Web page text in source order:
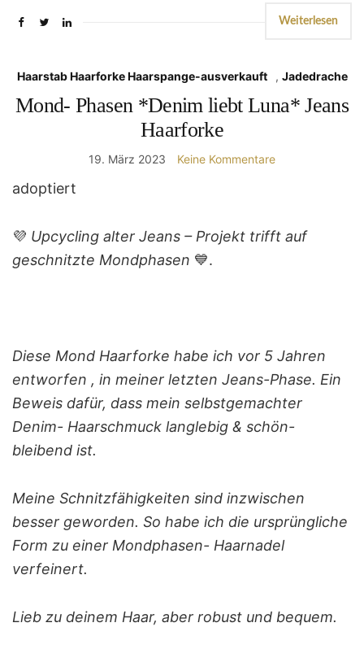
Weiterlesen
Haarstab Haarforke Haarspange-ausverkauft , Jadedrache
Mond- Phasen *Denim liebt Luna* Jeans
Haarforke
19. März 2023 Keine Kommentare
adoptiert
💜 Upcycling alter Jeans – Projekt trifft auf
geschnitzte Mondphasen 💙.
Diese Mond Haarforke habe ich vor 5 Jahren
entworfen , in meiner letzten Jeans-Phase. Ein
Beweis dafür, dass mein selbstgemachter
Denim- Haarschmuck langlebig & schön-
bleibend ist.
Meine Schnitzfähigkeiten sind inzwischen
besser geworden. So habe ich die ursprüngliche
Form zu einer Mondphasen- Haarnadel
verfeinert.
Lieb zu deinem Haar, aber robust und bequem.